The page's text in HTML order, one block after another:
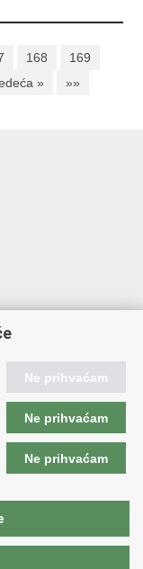
168
169
» »»
Ne prihvaćam
Ne prihvaćam
Ne prihvaćam